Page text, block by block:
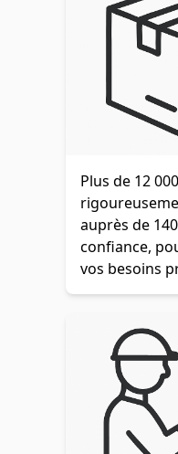
Plus de 12
auprès de
confiance,
vos besoins